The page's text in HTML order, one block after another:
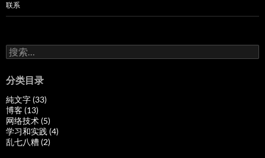
联系
搜
索：
分类目录
純文字 (33)
博客 (13)
网络技术 (5)
学习和实践 (4)
乱七八糟 (2)